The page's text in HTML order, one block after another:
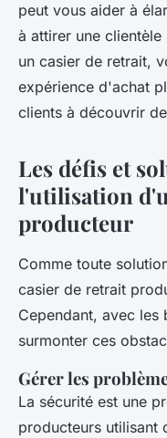
peut vous aider à
à attirer une
un casier de retrait,
expérience d'achat
clients à découvrir
Les défis et
l'utilisation
producteur
Comme toute
casier de retrait
Cependant, avec les
surmonter ces
Gérer les
La sécurité est une
producteurs utilisant